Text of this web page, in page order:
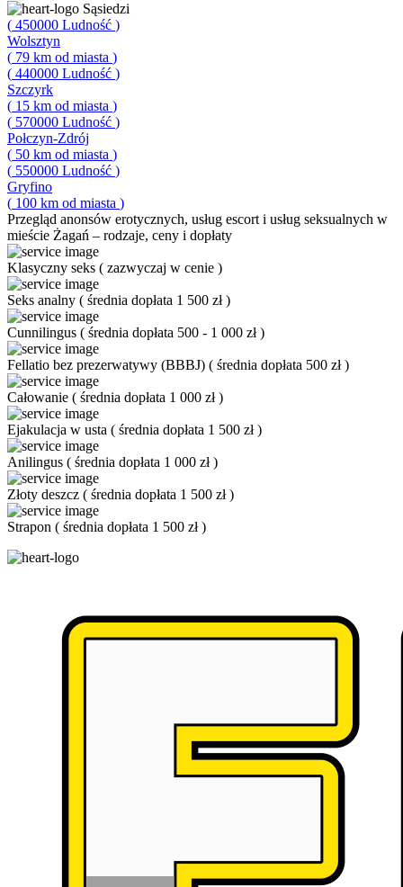
Sąsiedzi
( 450000 Ludność )
Wolsztyn
( 79 km od miasta )
( 440000 Ludność )
Szczyrk
( 15 km od miasta )
( 570000 Ludność )
Połczyn-Zdrój
( 50 km od miasta )
( 550000 Ludność )
Gryfino
( 100 km od miasta )
Przegląd anonsów erotycznych, usług escort i usług seksualnych w
mieście Żagań – rodzaje, ceny i dopłaty
Klasyczny seks ( zazwyczaj w cenie )
Seks analny ( średnia dopłata 1 500 zł)
Cunnilingus ( średnia dopłata 500 - 1 000 zł)
Fellatio bez prezerwatywy (BBBJ) ( średnia dopłata 500 zł)
Całowanie ( średnia dopłata 1 000 zł)
Ejakulacja w usta ( średnia dopłata 1 500 zł)
Anilingus ( średnia dopłata 1 000 zł)
Złoty deszcz ( średnia dopłata 1 500 zł)
Strapon ( średnia dopłata 1 500 zł)